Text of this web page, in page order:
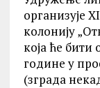
организује
колонију
која ће бити
године у
(зграда